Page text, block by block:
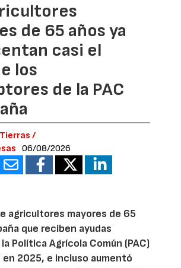
de 65 años ya
casi el
los
de la PAC
/
06/08/2026
agricultores mayores de 65
que reciben ayudas
Política Agrícola Común (PAC)
en 2025, e incluso aumentó